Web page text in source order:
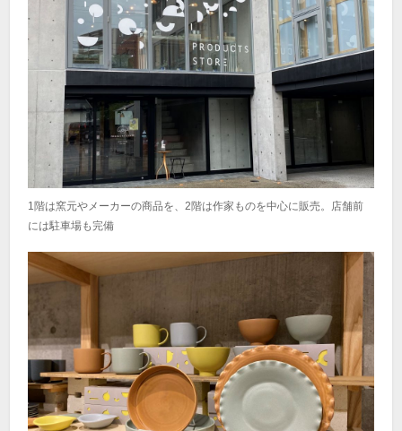
1階は窯元やメーカーの商品を、2階は作家ものを中心に販売。店舗前
には駐車場も完備